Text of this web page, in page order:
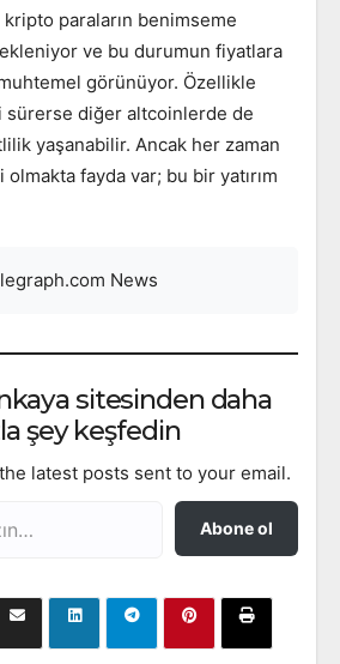
paraların benimseme
ve bu durumun fiyatlara
görünüyor. Özellikle
sürerse diğer altcoinlerde de
yaşanabilir. Ancak her zaman
fayda var; bu bir yatırım
News
sitesinden daha
şey keşfedin
latest posts sent to your email.
Abone ol